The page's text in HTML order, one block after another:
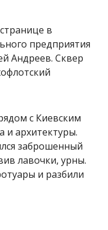
в
предприятия
Андреев. Сквер
с Киевским
и архитектуры.
заброшенный
лавочки, урны.
и разбили